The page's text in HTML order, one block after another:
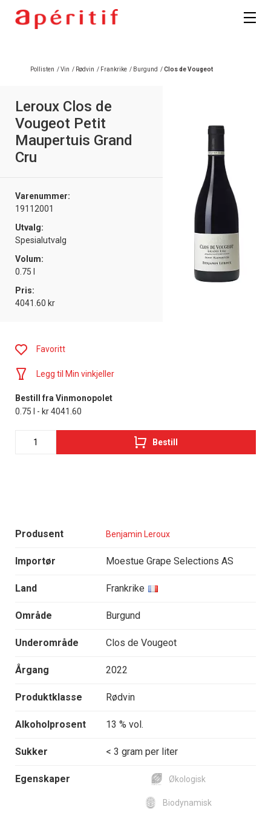
Pollisten /Vin / Rødvin / Frankrike / Burgund /Clos de Vougeot
Leroux Clos de
Vougeot Petit
Maupertuis Grand
Cru
Varenummer:
19112001
Utvalg:
Spesialutvalg
Volum:
0.75 l
Pris:
4041.60 kr
Produsent Benjamin Leroux
Importør Moestue Grape Selections AS
Land Frankrike
Område Burgund
Underområde Clos de Vougeot
Årgang 2022
Produktklasse Rødvin
Alkoholprosent 13 % vol.
Sukker < 3 gram per liter
Egenskaper Økologisk
Biodynamisk
Favoritt
Legg til Min vinkjeller
Bestill fra Vinmonopolet
0.75 l - kr 4041.60
Bestill